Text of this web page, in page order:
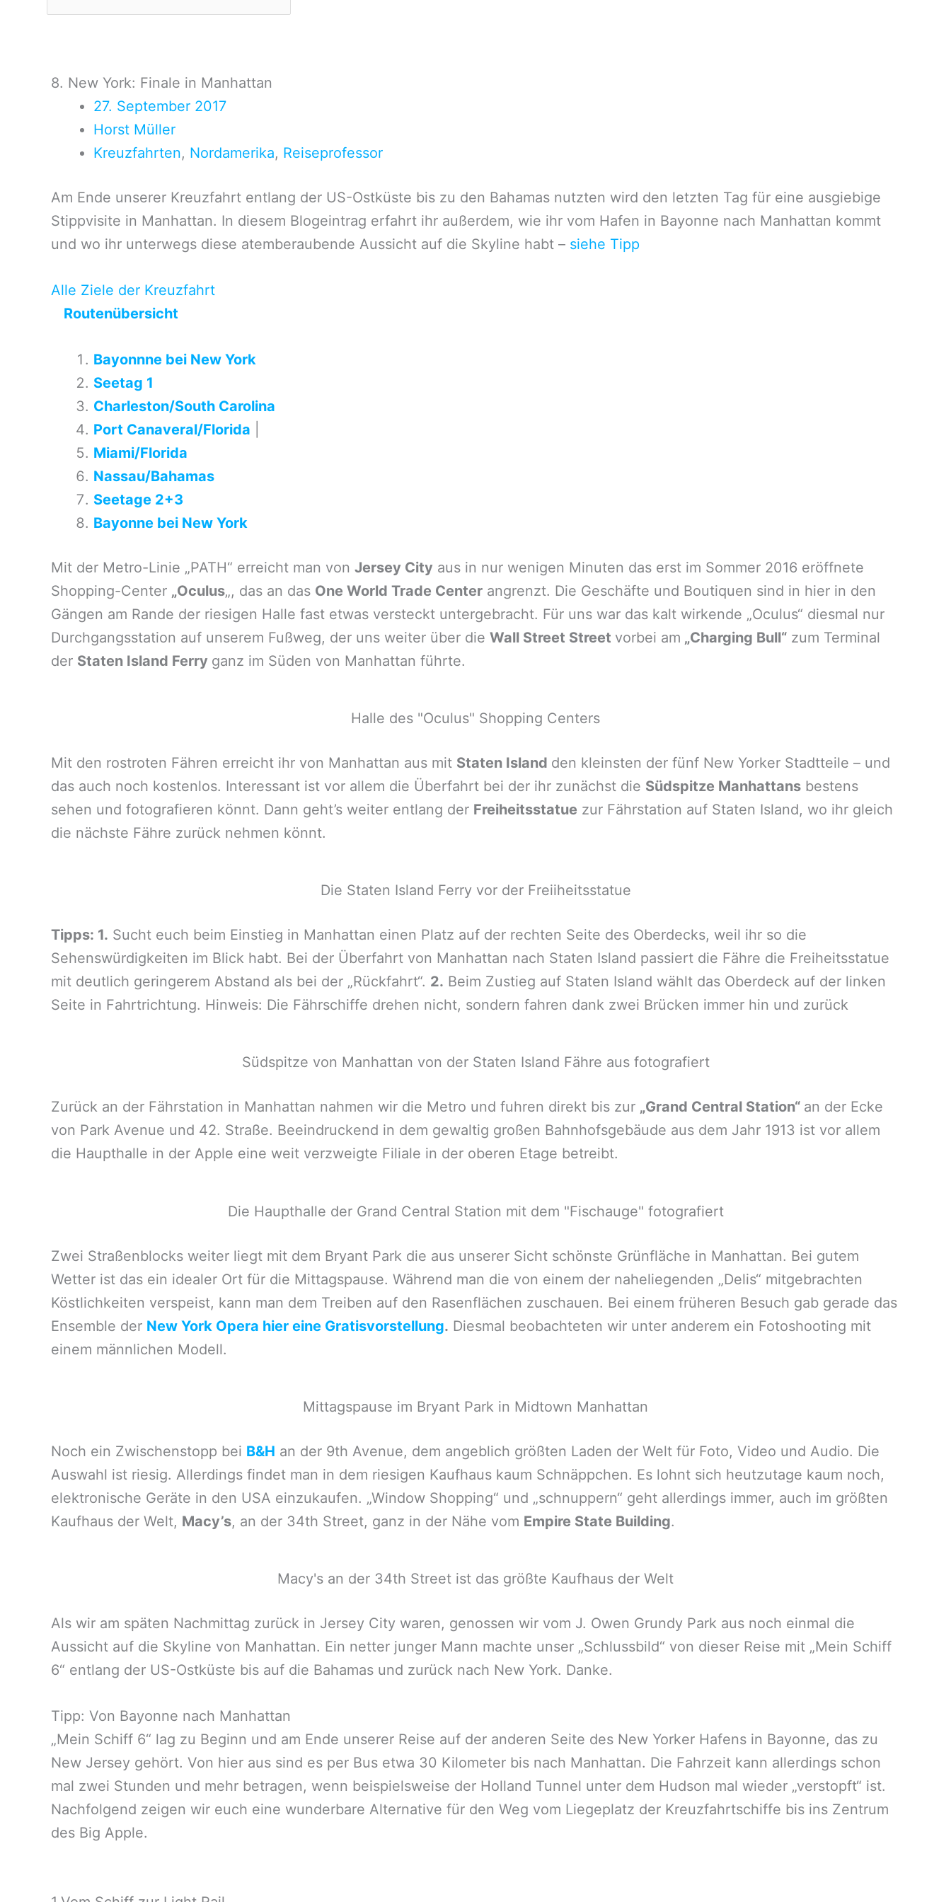
8. New York: Finale in Manhattan
27. September 2017
Horst Müller
Kreuzfahrten, Nordamerika, Reiseprofessor
Am Ende unserer Kreuzfahrt entlang der US-Ostküste bis zu den Bahamas nutzten wird den letzten Tag für eine ausgiebige
Stippvisite in Manhattan. In diesem Blogeintrag erfahrt ihr außerdem, wie ihr vom Hafen in Bayonne nach Manhattan kommt
und wo ihr unterwegs diese atemberaubende Aussicht auf die Skyline habt – siehe Tipp
Alle Ziele der Kreuzfahrt
Routenübersicht
Bayonnne bei New York
Seetag 1
Charleston/South Carolina
Port Canaveral/Florida
Miami/Florida
Nassau/Bahamas
Seetage 2+3
Bayonne bei New York
Mit der Metro-Linie „PATH“ erreicht man von Jersey City aus in nur wenigen Minuten das erst im Sommer 2016 eröffnete
Shopping-Center „Oculus„, das an das One World Trade Center angrenzt. Die Geschäfte und Boutiquen sind in hier in den
Gängen am Rande der riesigen Halle fast etwas versteckt untergebracht. Für uns war das kalt wirkende „Oculus“ diesmal nur
Durchgangsstation auf unserem Fußweg, der uns weiter über die Wall Street Street vorbei am „Charging Bull“ zum Terminal
der Staten Island Ferry ganz im Süden von Manhattan führte.
Halle des "Oculus" Shopping Centers
Mit den rostroten Fähren erreicht ihr von Manhattan aus mit Staten Island den kleinsten der fünf New Yorker Stadtteile – und
das auch noch kostenlos. Interessant ist vor allem die Überfahrt bei der ihr zunächst die Südspitze Manhattans bestens
sehen und fotografieren könnt. Dann geht’s weiter entlang der Freiheitsstatue zur Fährstation auf Staten Island, wo ihr gleich
die nächste Fähre zurück nehmen könnt.
Die Staten Island Ferry vor der Freiiheitsstatue
Tipps: 1. Sucht euch beim Einstieg in Manhattan einen Platz auf der rechten Seite des Oberdecks, weil ihr so die
Sehenswürdigkeiten im Blick habt. Bei der Überfahrt von Manhattan nach Staten Island passiert die Fähre die Freiheitsstatue
mit deutlich geringerem Abstand als bei der „Rückfahrt“. 2. Beim Zustieg auf Staten Island wählt das Oberdeck auf der linken
Seite in Fahrtrichtung. Hinweis: Die Fährschiffe drehen nicht, sondern fahren dank zwei Brücken immer hin und zurück
Südspitze von Manhattan von der Staten Island Fähre aus fotografiert
Zurück an der Fährstation in Manhattan nahmen wir die Metro und fuhren direkt bis zur „Grand Central Station“ an der Ecke
von Park Avenue und 42. Straße. Beeindruckend in dem gewaltig großen Bahnhofsgebäude aus dem Jahr 1913 ist vor allem
die Haupthalle in der Apple eine weit verzweigte Filiale in der oberen Etage betreibt.
Die Haupthalle der Grand Central Station mit dem "Fischauge" fotografiert
Zwei Straßenblocks weiter liegt mit dem Bryant Park die aus unserer Sicht schönste Grünfläche in Manhattan. Bei gutem
Wetter ist das ein idealer Ort für die Mittagspause. Während man die von einem der naheliegenden „Delis“ mitgebrachten
Köstlichkeiten verspeist, kann man dem Treiben auf den Rasenflächen zuschauen. Bei einem früheren Besuch gab gerade das
Ensemble der New York Opera hier eine Gratisvorstellung. Diesmal beobachteten wir unter anderem ein Fotoshooting mit
einem männlichen Modell.
Mittagspause im Bryant Park in Midtown Manhattan
Noch ein Zwischenstopp bei B&H an der 9th Avenue, dem angeblich größten Laden der Welt für Foto, Video und Audio. Die
Auswahl ist riesig. Allerdings findet man in dem riesigen Kaufhaus kaum Schnäppchen. Es lohnt sich heutzutage kaum noch,
elektronische Geräte in den USA einzukaufen. „Window Shopping“ und „schnuppern“ geht allerdings immer, auch im größten
Kaufhaus der Welt, Macy’s, an der 34th Street, ganz in der Nähe vom Empire State Building.
Macy's an der 34th Street ist das größte Kaufhaus der Welt
Als wir am späten Nachmittag zurück in Jersey City waren, genossen wir vom J. Owen Grundy Park aus noch einmal die
Aussicht auf die Skyline von Manhattan. Ein netter junger Mann machte unser „Schlussbild“ von dieser Reise mit „Mein Schiff
6“ entlang der US-Ostküste bis auf die Bahamas und zurück nach New York. Danke.
Tipp: Von Bayonne nach Manhattan
„Mein Schiff 6“ lag zu Beginn und am Ende unserer Reise auf der anderen Seite des New Yorker Hafens in Bayonne, das zu
New Jersey gehört. Von hier aus sind es per Bus etwa 30 Kilometer bis nach Manhattan. Die Fahrzeit kann allerdings schon
mal zwei Stunden und mehr betragen, wenn beispielsweise der Holland Tunnel unter dem Hudson mal wieder „verstopft“ ist.
Nachfolgend zeigen wir euch eine wunderbare Alternative für den Weg vom Liegeplatz der Kreuzfahrtschiffe bis ins Zentrum
des Big Apple.